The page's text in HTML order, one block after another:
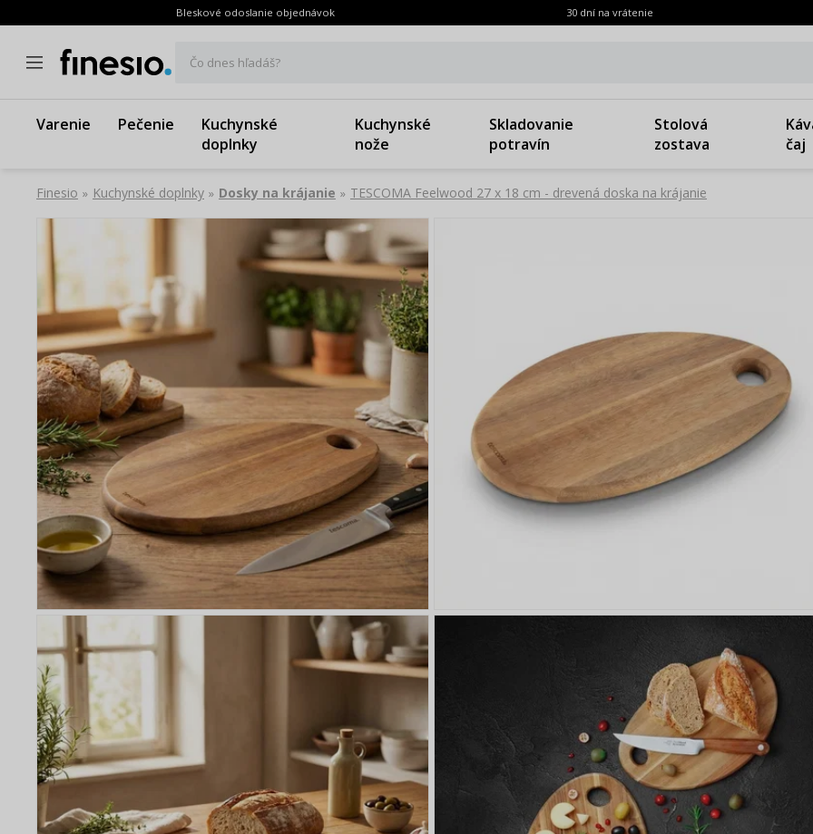
Bleskové odoslanie objednávok 30 dní na vrátenie
Čo dnes hľadáš?
Varenie Pečenie
Kuchynské
doplnky
Kuchynské
nože
Skladovanie
potravín
Stolová
zostava
čaj
Finesio » Kuchynské doplnky » Dosky na krájanie » TESCOMA Feelwood 27 x 18 cm - drevená doska na krájanie